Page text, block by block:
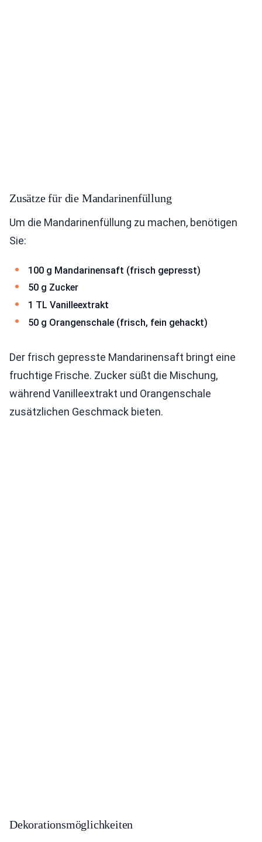
Zusätze für die Mandarinenfüllung
Um die Mandarinenfüllung zu machen, benötigen
Sie:
100 g Mandarinensaft (frisch gepresst)
50 g Zucker
1 TL Vanilleextrakt
50 g Orangenschale (frisch, fein gehackt)
Der frisch gepresste Mandarinensaft bringt eine
fruchtige Frische. Zucker süßt die Mischung,
während Vanilleextrakt und Orangenschale
zusätzlichen Geschmack bieten.
Dekorationsmöglichkeiten